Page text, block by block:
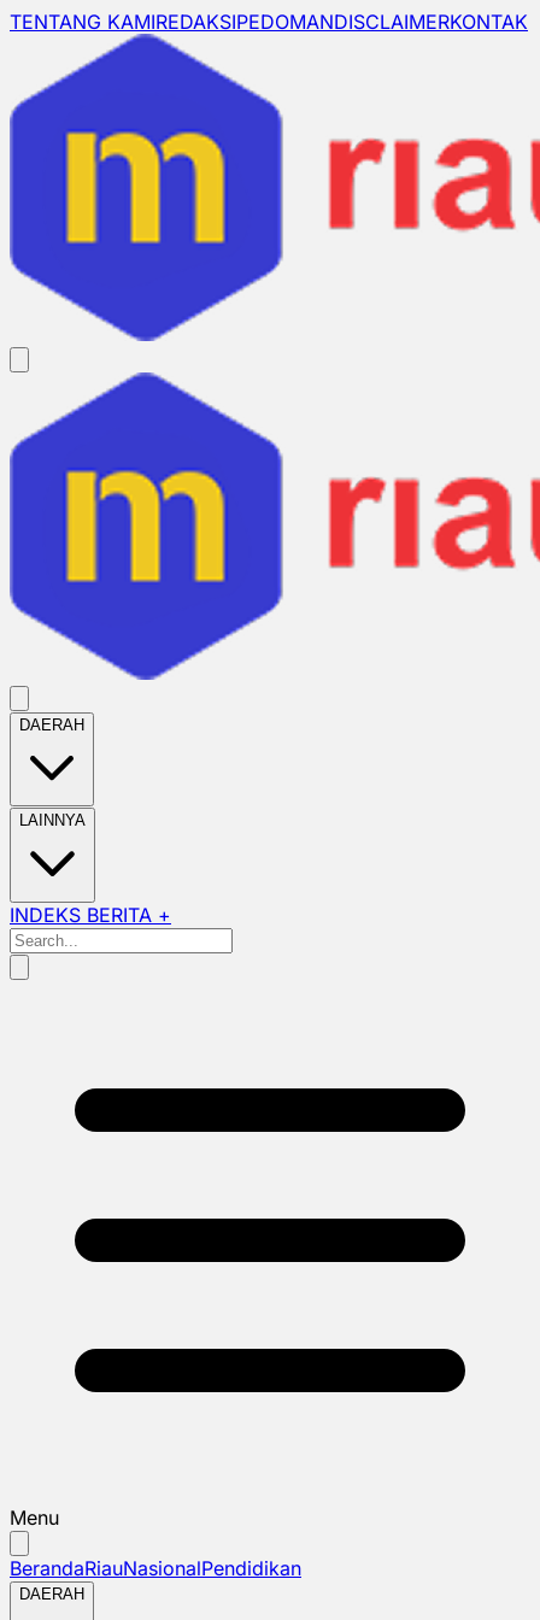
TENTANG KAMIREDAKSIPEDOMANDISCLAIMERKONTAK
DAERAH
LAINNYA
INDEKS BERITA +
Menu
BerandaRiauNasionalPendidikan
DAERAH